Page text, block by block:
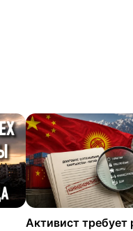
Активист требует